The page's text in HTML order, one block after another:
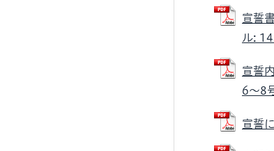
宣誓
ル:
宣誓
6〜8
宣誓